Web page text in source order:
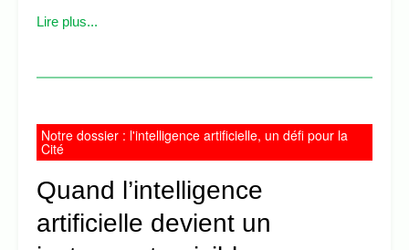
Lire plus...
Notre dossier : l'intelligence artificielle, un défi pour la
Cité
Quand l’intelligence
artificielle devient un